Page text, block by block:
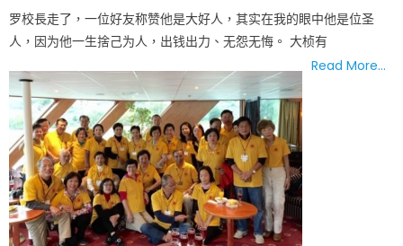
罗校長走了，一位好友称赞他是大好人，其实在我的眼中他是位圣
人，因为他一生捨己为人，出钱出力、无怨无悔。 大桢有
Read More…